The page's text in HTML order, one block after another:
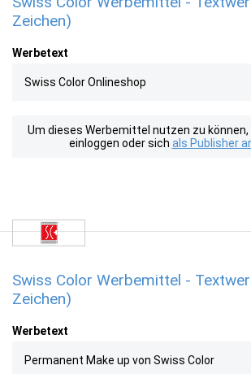
Zeichen)
Werbetext
Swiss Color Onlineshop
Um dieses Werbemittel nutzen zu
einloggen oder sich als Publisher
Swiss Color Werbemittel -
Zeichen)
Werbetext
Permanent Make up von Swiss Color